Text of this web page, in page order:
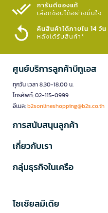
การันตีของแท้
เลือกช้อปได้อย่างมั่นใจ​
คืนสินค้าได้ภายใน 14 วัน
หลังได้รับสินค้า*
ศูนย์บริการลูกค้าบีทูเอส
ทุกวัน เวลา 8.30-18.00 น.
โทรศัพท์: 02-115-0999
อีเมล:b2sonlineshopping@b2s.co.th
การสนับสนุนลูกค้า
เกี่ยวกับเรา
กลุ่มธุรกิจในเครือ
โซเซียลมีเดีย​